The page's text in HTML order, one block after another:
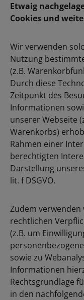
Etwaig
Cookies und
Wir verwenden
Nutzung
(z.B.
Durch diese
Zeitpunkt des
Informationen
unserer Webseite
Warenkorbs)
Rahmen einer
berechtigten
Darstellung
lit. f DSGVO.
Zudem
rechtlichen
(z.B. um
sowie zu
Informationen
Rechtsgrundlage
in den